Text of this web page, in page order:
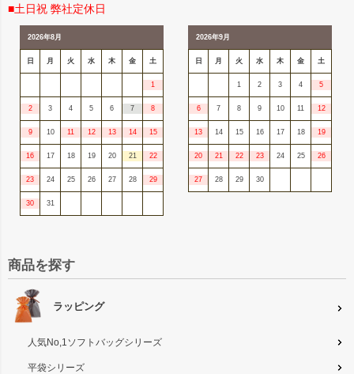
■土日祝 弊社定休日
2026年8月
日 月 火 水 木 金 土
1
2 3 4 5 6 7 8
9 10 11 12 13 14 15
16 17 18 19 20 21 22
23 24 25 26 27 28 29
30 31
2026年9月
日 月 火 水 木 金 土
1 2 3 4 5
6 7 8 9 10 11 12
13 14 15 16 17 18 19
20 21 22 23 24 25 26
27 28 29 30
商品を探す
ラッピング
人気No,1ソフトバッグシリーズ
平袋シリーズ